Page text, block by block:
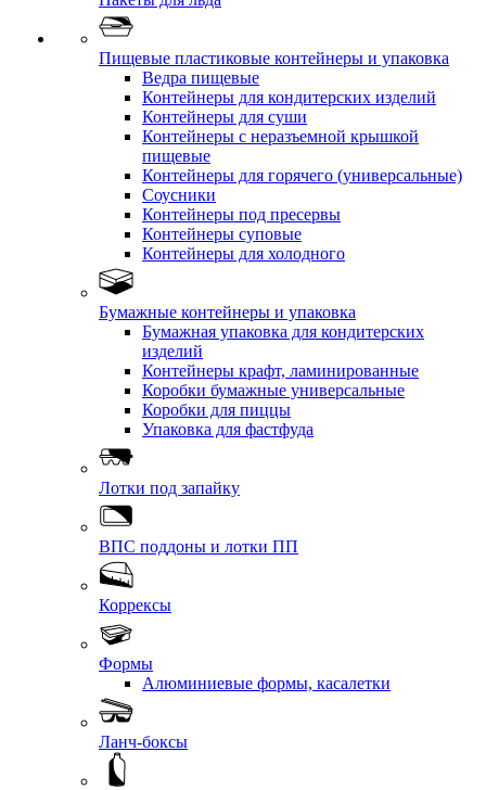
Пищевые пластиковые контейнеры и упаковка
Ведра пищевые
Контейнеры для кондитерских изделий
Контейнеры для суши
Контейнеры с неразъемной крышкой
пищевые
Контейнеры для горячего (универсальные)
Соусники
Контейнеры под пресервы
Контейнеры суповые
Контейнеры для холодного
Бумажные контейнеры и упаковка
Бумажная упаковка для кондитерских
изделий
Контейнеры крафт, ламинированные
Коробки бумажные универсальные
Коробки для пиццы
Упаковка для фастфуда
Лотки под запайку
ВПС поддоны и лотки ПП
Коррексы
Формы
Алюминиевые формы, касалетки
Ланч-боксы